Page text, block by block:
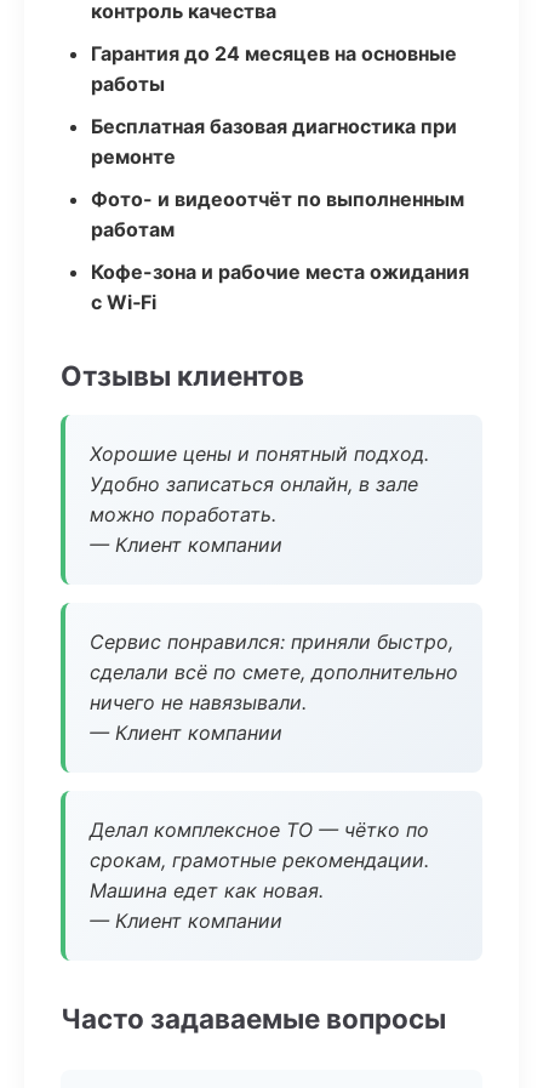
контроль качества
Гарантия до 24 месяцев на основные
работы
Бесплатная базовая диагностика при
ремонте
Фото- и видеоотчёт по выполненным
работам
Кофе-зона и рабочие места ожидания
с Wi‑Fi
Отзывы клиентов
Хорошие цены и понятный подход.
Удобно записаться онлайн, в зале
можно поработать.
— Клиент компании
Сервис понравился: приняли быстро,
сделали всё по смете, дополнительно
ничего не навязывали.
— Клиент компании
Делал комплексное ТО — чётко по
срокам, грамотные рекомендации.
Машина едет как новая.
— Клиент компании
Часто задаваемые вопросы